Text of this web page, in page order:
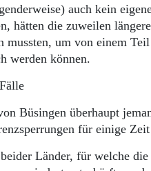
auch kein
hätten die zuweilen
mussten, um von einem
werden können.
Büsingen überhaupt
für einige
Länder, für welche